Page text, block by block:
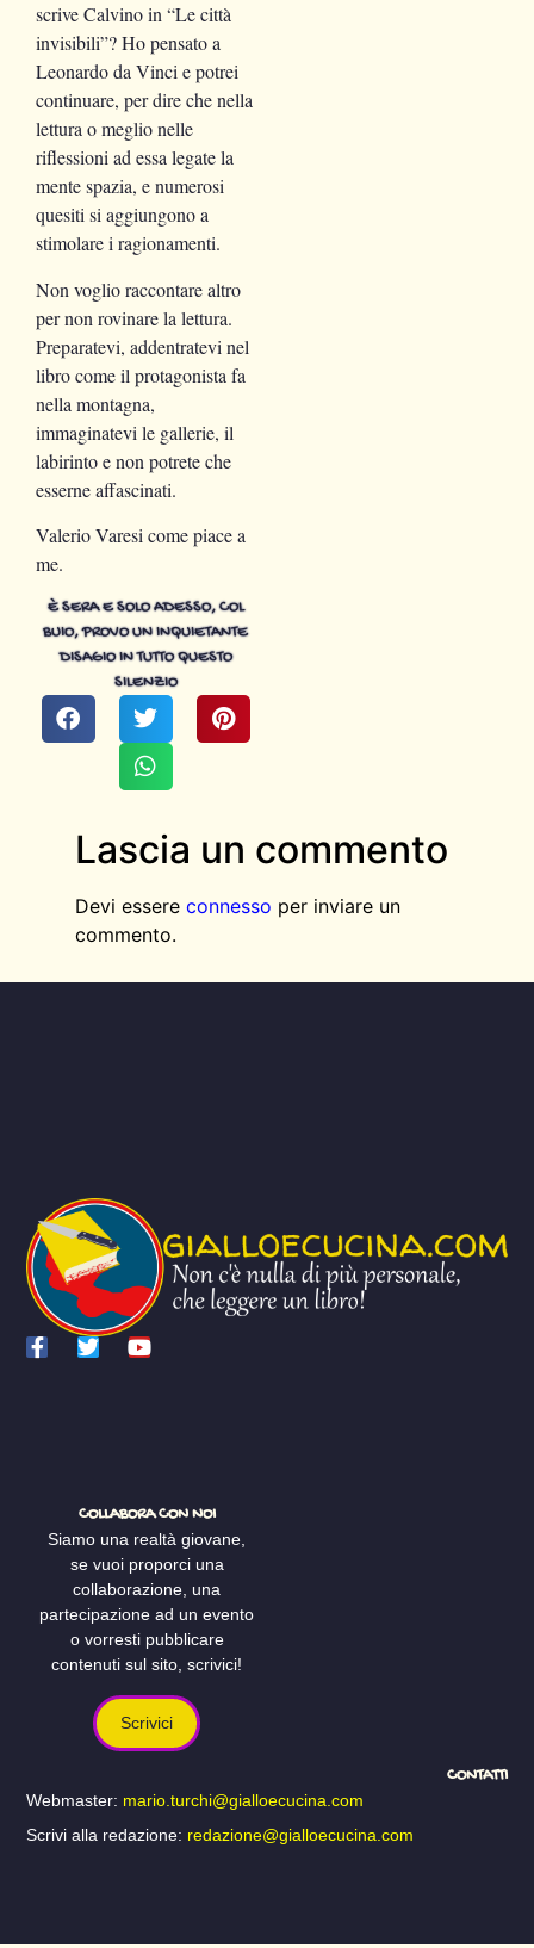
È SERA E SOLO ADESSO, COL
BUIO, PROVO UN INQUIETANTE
DISAGIO IN TUTTO QUESTO
SILENZIO
scrive Calvino in “Le città
invisibili”? Ho pensato a
Leonardo da Vinci e potrei
continuare, per dire che nella
lettura o meglio nelle
riflessioni ad essa legate la
mente spazia, e numerosi
quesiti si aggiungono a
stimolare i ragionamenti.
Non voglio raccontare altro
per non rovinare la lettura.
Preparatevi, addentratevi nel
libro come il protagonista fa
nella montagna,
immaginatevi le gallerie, il
labirinto e non potrete che
esserne affascinati.
Valerio Varesi come piace a
me.
Lascia un commento
Devi essere connesso per inviare un
commento.
COLLABORA CON NOI
Siamo una realtà giovane,
se vuoi proporci una
collaborazione, una
partecipazione ad un evento
o vorresti pubblicare
contenuti sul sito, scrivici!
Scrivici
CONTATTI
Webmaster: mario.turchi@gialloecucina.com
Scrivi alla redazione: redazione@gialloecucina.com